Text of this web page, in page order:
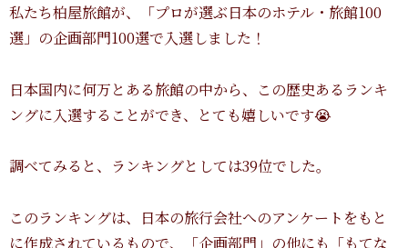
私たち柏屋旅館が、「プロが選ぶ日本のホテル・旅館100
選」の企画部門100選で入選しました！
日本国内に何万とある旅館の中から、この歴史あるランキ
ングに入選することができ、とても嬉しいです😭
調べてみると、ランキングとしては39位でした。
このランキングは、日本の旅行会社へのアンケートをもと
に作成されているもので、「企画部門」の他にも「もてな